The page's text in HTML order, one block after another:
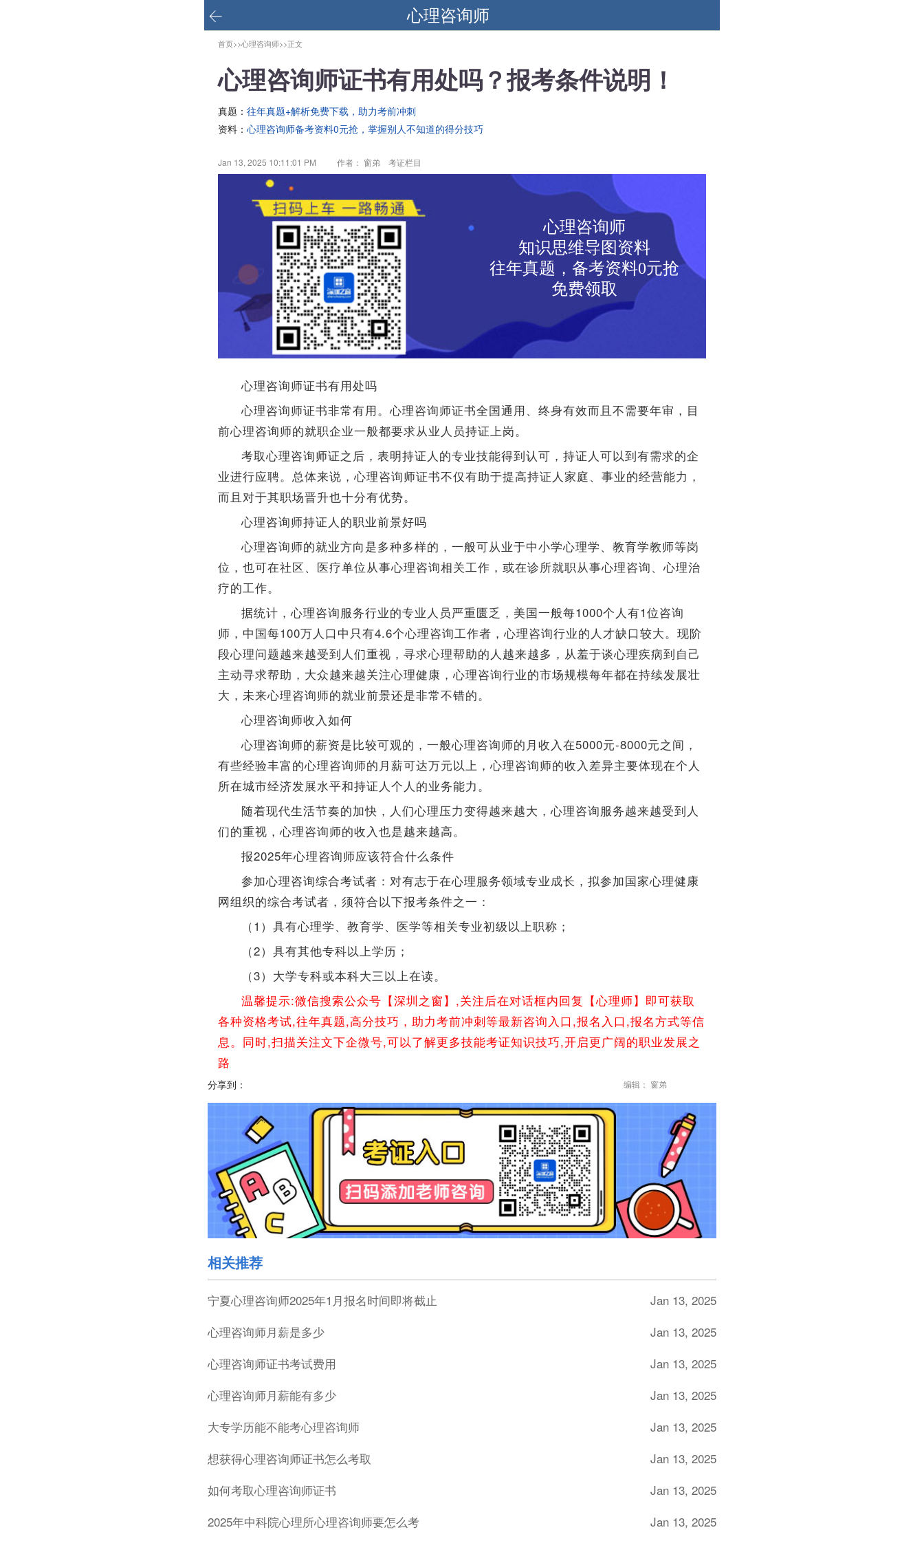
心理咨询师
首页>>心理咨询师>>正文
心理咨询师证书有用处吗？报考条件说明！
真题： 往年真题+解析免费下载，助力考前冲刺
资料： 心理咨询师备考资料0元抢，掌握别人不知道的得分技巧
Jan 13, 2025 10:11:01 PM 作者： 窗弟 考证栏目
心理咨询师
知识思维导图资料
往年真题，备考资料0元抢
免费领取
心理咨询师证书有用处吗
心理咨询师证书非常有用。心理咨询师证书全国通用、终身有效而且不需要年审，目
前心理咨询师的就职企业一般都要求从业人员持证上岗。
考取心理咨询师证之后，表明持证人的专业技能得到认可，持证人可以到有需求的企
业进行应聘。总体来说，心理咨询师证书不仅有助于提高持证人家庭、事业的经营能力，
而且对于其职场晋升也十分有优势。
心理咨询师持证人的职业前景好吗
心理咨询师的就业方向是多种多样的，一般可从业于中小学心理学、教育学教师等岗
位，也可在社区、医疗单位从事心理咨询相关工作，或在诊所就职从事心理咨询、心理治
疗的工作。
据统计，心理咨询服务行业的专业人员严重匮乏，美国一般每1000个人有1位咨询
师，中国每100万人口中只有4.6个心理咨询工作者，心理咨询行业的人才缺口较大。现阶
段心理问题越来越受到人们重视，寻求心理帮助的人越来越多，从羞于谈心理疾病到自己
主动寻求帮助，大众越来越关注心理健康，心理咨询行业的市场规模每年都在持续发展壮
大，未来心理咨询师的就业前景还是非常不错的。
心理咨询师收入如何
心理咨询师的薪资是比较可观的，一般心理咨询师的月收入在5000元-8000元之间，
有些经验丰富的心理咨询师的月薪可达万元以上，心理咨询师的收入差异主要体现在个人
所在城市经济发展水平和持证人个人的业务能力。
随着现代生活节奏的加快，人们心理压力变得越来越大，心理咨询服务越来越受到人
们的重视，心理咨询师的收入也是越来越高。
报2025年心理咨询师应该符合什么条件
参加心理咨询综合考试者：对有志于在心理服务领域专业成长，拟参加国家心理健康
网组织的综合考试者，须符合以下报考条件之一：
（1）具有心理学、教育学、医学等相关专业初级以上职称；
（2）具有其他专科以上学历；
（3）大学专科或本科大三以上在读。
温馨提示:微信搜索公众号【深圳之窗】,关注后在对话框内回复【心理师】即可获取
各种资格考试,往年真题,高分技巧，助力考前冲刺等最新咨询入口,报名入口,报名方式等信
息。同时,扫描关注文下企微号,可以了解更多技能考证知识技巧,开启更广阔的职业发展之
路
分享到： 编辑： 窗弟
相关推荐
宁夏心理咨询师2025年1月报名时间即将截止
Jan 13, 2025
心理咨询师月薪是多少
Jan 13, 2025
心理咨询师证书考试费用
Jan 13, 2025
心理咨询师月薪能有多少
Jan 13, 2025
大专学历能不能考心理咨询师
Jan 13, 2025
想获得心理咨询师证书怎么考取
Jan 13, 2025
如何考取心理咨询师证书
Jan 13, 2025
2025年中科院心理所心理咨询师要怎么考
Jan 13, 2025